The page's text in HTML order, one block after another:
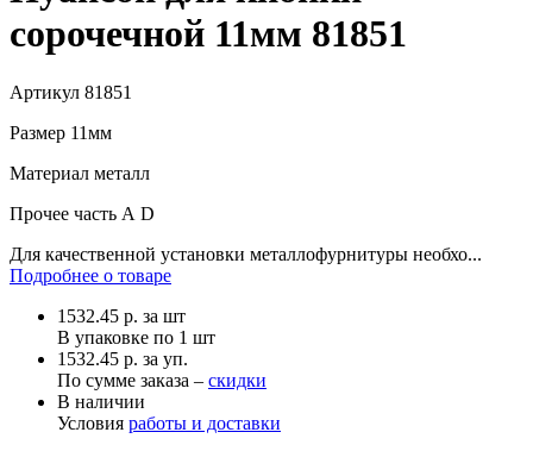
сорочечной 11мм 81851
Артикул 81851
Размер 11мм
Материал металл
Прочее часть А D
Для качественной установки металлофурнитуры необхо...
Подробнее о товаре
1532.45 р. за шт
В упаковке по 1 шт
1532.45 р. за уп.
По сумме заказа – скидки
В наличии
Условия работы и доставки